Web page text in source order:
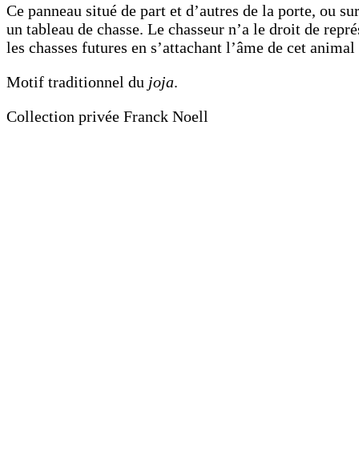
Ce panneau situé de part et d’autres de la porte, ou
un tableau de chasse. Le chasseur n’a le droit de
les chasses futures en s’attachant l’âme de cet
Motif traditionnel du joja.
Collection privée Franck Noell